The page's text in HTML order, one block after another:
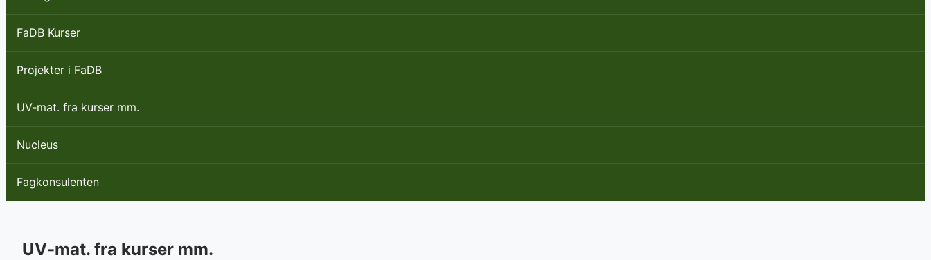
FaDB Kurser
Projekter i FaDB
UV-mat. fra kurser mm.
Nucleus
Fagkonsulenten
UV-mat. fra kurser mm.